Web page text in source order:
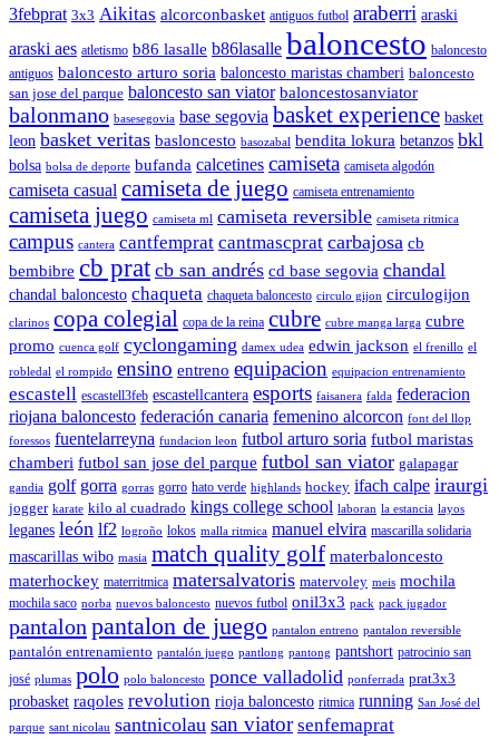
3febprat 3x3 Aikitas alcorconbasket antiguos futbol araberri araski
araski aes atletismo b86 lasalle b86lasalle baloncesto baloncesto
antiguos baloncesto arturo soria baloncesto maristas chamberi baloncesto
san jose del parque baloncesto san viator baloncestosanviator
balonmano basesegovia base segovia basket experience basket
leon basket veritas basloncesto basozabal bendita lokura betanzos bkl
bolsa bolsa de deporte bufanda calcetines camiseta camiseta algodón
camiseta casual camiseta de juego camiseta entrenamiento
camiseta juego camiseta ml camiseta reversible camiseta ritmica
campus cantera cantfemprat cantmascprat carbajosa cb
bembibre cb prat cb san andrés cd base segovia chandal
chandal baloncesto chaqueta chaqueta baloncesto circulo gijon circulogijon
clarinos copa colegial copa de la reina cubre cubre manga larga cubre
promo cuenca golf cyclongaming damex udea edwin jackson el frenillo el
robledal el rompido ensino entreno equipacion equipacion entrenamiento
escastell escastell3feb escastellcantera esports faisanera falda federacion
riojana baloncesto federación canaria femenino alcorcon font del llop
foressos fuentelarreyna fundacion leon futbol arturo soria futbol maristas
chamberi futbol san jose del parque futbol san viator galapagar
gandia golf gorra gorras gorro hato verde highlands hockey ifach calpe iraurgi
jogger karate kilo al cuadrado kings college school laboran la estancia layos
leganes león lf2 logroño lokos malla ritmica manuel elvira mascarilla solidaria
mascarillas wibo masia match quality golf materbaloncesto
materhockey materritmica matersalvatoris matervoley meis mochila
mochila saco norba nuevos baloncesto nuevos futbol onil3x3 pack pack jugador
pantalon pantalon de juego pantalon entreno pantalon reversible
pantalón entrenamiento pantalón juego pantlong pantong pantshort patrocinio san
josé plumas polo polo baloncesto ponce valladolid ponferrada prat3x3
probasket raqoles revolution rioja baloncesto ritmica running San José del
parque sant nicolau santnicolau san viator senfemaprat